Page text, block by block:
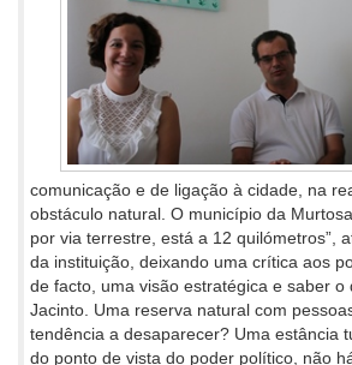
comunicação e de ligação à cidade, na
obstáculo natural. O município da
por via terrestre, está a 12 quilómetros”,
da instituição, deixando uma crítica aos
de facto, uma visão estratégica e saber o
Jacinto. Uma reserva natural com
tendência a desaparecer? Uma estância
do ponto de vista do poder político, não